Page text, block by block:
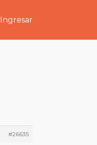
Ingresar
#26635